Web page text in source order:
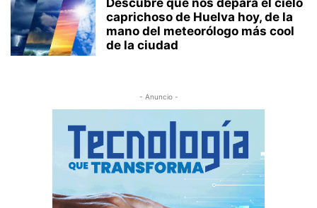
Descubre qué nos depara el cielo
caprichoso de Huelva hoy, de la
mano del meteorólogo más cool
de la ciudad
- Anuncio -